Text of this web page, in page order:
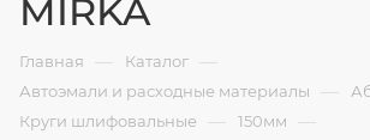
MIRKA
Главная — Каталог —
Автоэмали и расходные материалы —
Круги шлифовальные — 150мм —